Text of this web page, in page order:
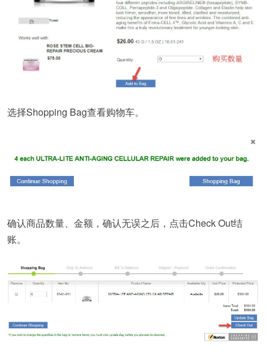
选择Shopping Bag查看购物车。
确认商品数量、金额，确认无误之后，点击Check Out结
账。